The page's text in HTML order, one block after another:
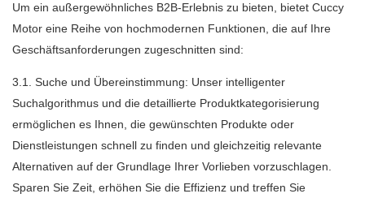
Um ein außergewöhnliches B2B-Erlebnis zu bieten, bietet Cuccy
Motor eine Reihe von hochmodernen Funktionen, die auf Ihre
Geschäftsanforderungen zugeschnitten sind:
3.1. Suche und Übereinstimmung: Unser intelligenter
Suchalgorithmus und die detaillierte Produktkategorisierung
ermöglichen es Ihnen, die gewünschten Produkte oder
Dienstleistungen schnell zu finden und gleichzeitig relevante
Alternativen auf der Grundlage Ihrer Vorlieben vorzuschlagen.
Sparen Sie Zeit, erhöhen Sie die Effizienz und treffen Sie